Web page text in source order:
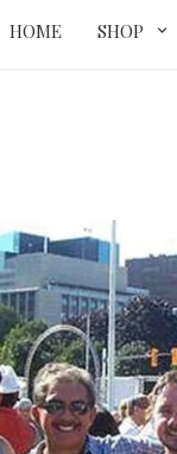
HOME SHOP